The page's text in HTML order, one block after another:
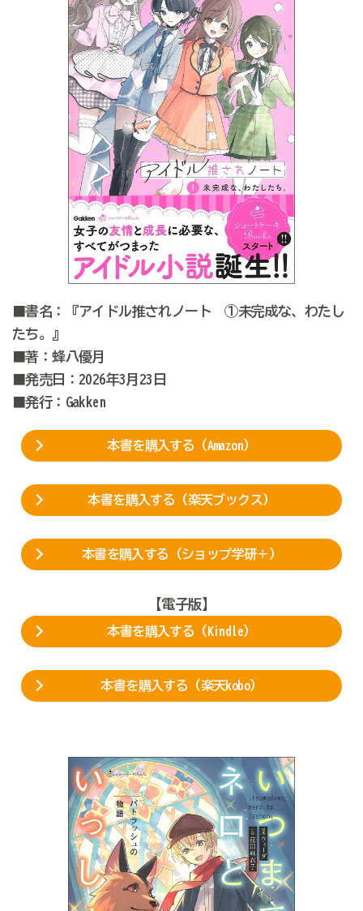
■書名：『アイドル推されノート ①未完成な、わたし
たち。』
■著：蜂八優月
■発売日：2026年3月23日
■発行：Gakken
本書を購入する（Amazon）
本書を購入する（楽天ブックス）
本書を購入する（ショップ学研＋）
【電子版】
本書を購入する（Kindle）
本書を購入する（楽天kobo）